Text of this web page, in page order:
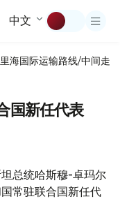
中文
海国际运输路线/中间走廊
国新任代表
总统哈斯穆-卓玛尔
常驻联合国新任代